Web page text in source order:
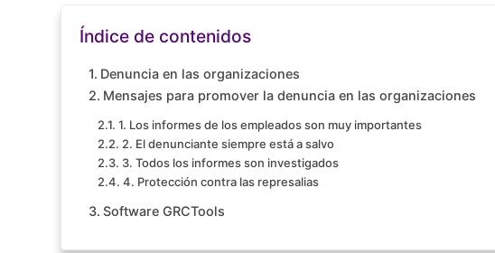
Índice de contenidos
Denuncia en las organizaciones
Mensajes para promover la denuncia en las organizaciones
1. Los informes de los empleados son muy importantes
2. El denunciante siempre está a salvo
3. Todos los informes son investigados
4. Protección contra las represalias
Software GRCTools